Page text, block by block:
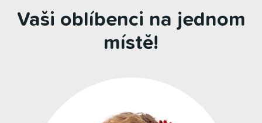
Vaši oblíbenci na jednom
místě!